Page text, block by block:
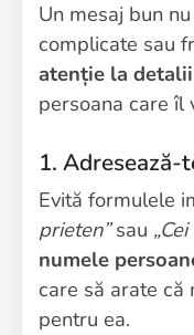
Un mesaj bun
complicate sau
atenție la detalii
persoana care îl
1. Adresează-
Evită formulele
prieten”sau
numele
care să arate că
pentru ea.